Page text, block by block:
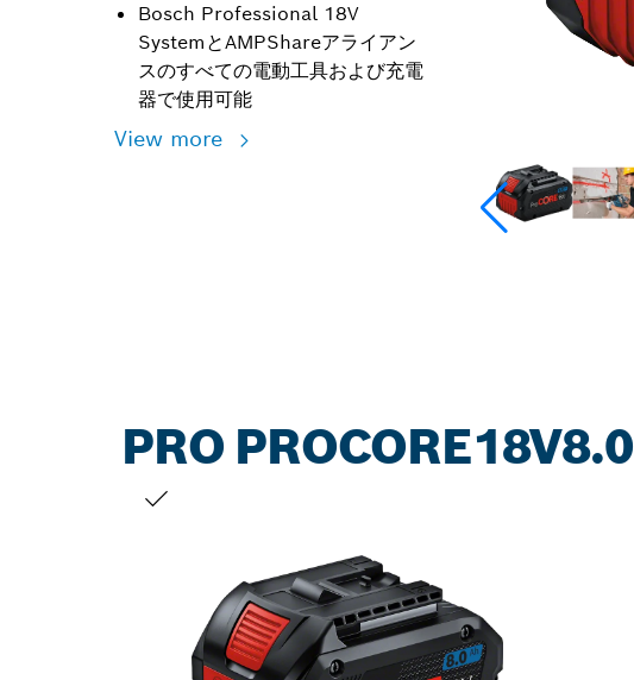
Bosch Professional 18V
SystemとAMPShareアライアン
スのすべての電動工具および充電
器で使用可能
View more
PRO PROCORE18V8.0